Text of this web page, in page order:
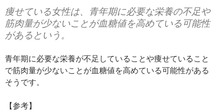
痩せている女性は、青年期に必要な栄養の不足や
筋肉量が少ないことが血糖値を高めている可能性
があるという。
青年期に必要な栄養が不足していることや痩せていること
で筋肉量が少ないことが血糖値を高めている可能性がある
そうです。
【参考】